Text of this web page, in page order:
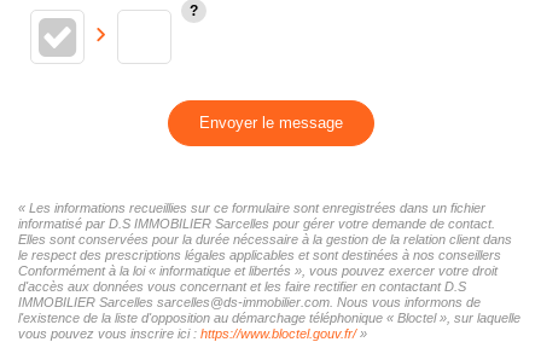
Envoyer le message
« Les informations recueillies sur ce formulaire sont enregistrées dans un fichier
informatisé par D.S IMMOBILIER Sarcelles pour gérer votre demande de contact.
Elles sont conservées pour la durée nécessaire à la gestion de la relation client dans
le respect des prescriptions légales applicables et sont destinées à nos conseillers
Conformément à la loi « informatique et libertés », vous pouvez exercer votre droit
d'accès aux données vous concernant et les faire rectifier en contactant D.S
IMMOBILIER Sarcelles sarcelles@ds-immobilier.com. Nous vous informons de
l'existence de la liste d'opposition au démarchage téléphonique « Bloctel », sur laquelle
vous pouvez vous inscrire ici : https://www.bloctel.gouv.fr/»